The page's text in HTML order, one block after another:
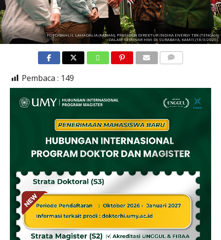
FOTO/BAHLIL LAHADALIA (KANAN), PRESIDEN DIREKTUR INDIKA ENERGY TBK (TENGAH)
DALAM SEMINAR HMI DI SURABAYA, KAMIS (18/3/2020).
Pembaca : 149